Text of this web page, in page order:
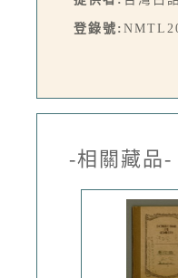
登錄號:
-相關藏品-